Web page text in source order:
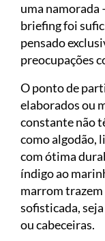
uma namorada
briefing foi
pensado
preocupações
O ponto de
elaborados ou
constante não
como algodão,
com ótima
índigo ao
marrom
sofisticada,
ou cabeceiras.